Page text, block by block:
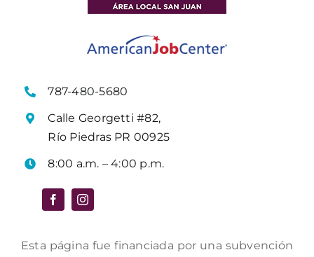
787-480-5680
Calle Georgetti #82,
Río Piedras PR 00925
8:00 a.m. – 4:00 p.m.
Esta página fue financiada por una subvención